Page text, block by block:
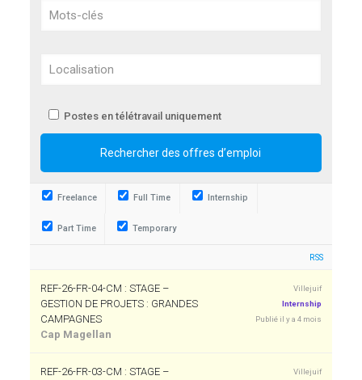
Postes en télétravail uniquement
Freelance Full Time Internship
Part Time Temporary
RSS
REF-26-FR-04-CM : STAGE –
GESTION DE PROJETS : GRANDES
CAMPAGNES
Cap Magellan
Villejuif
Internship
Publié il y a 4 mois
REF-26-FR-03-CM : STAGE –
Villejuif